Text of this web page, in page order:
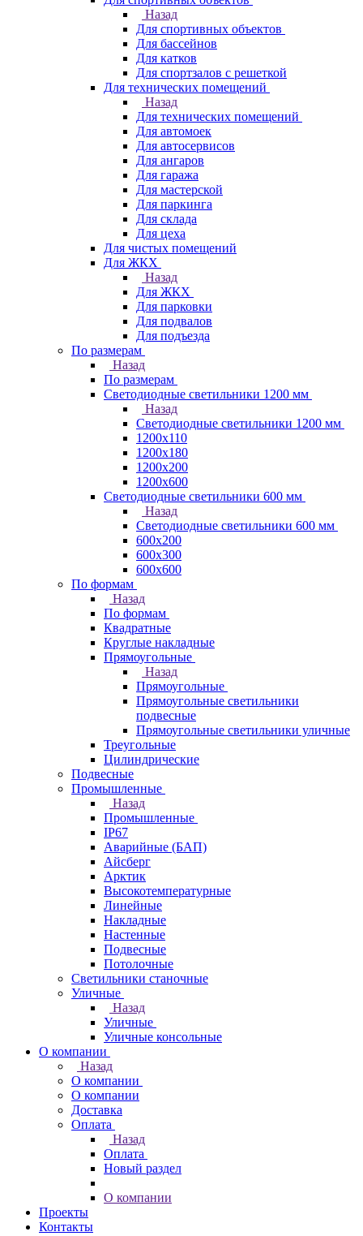
Назад
Для спортивных объектов
Для бассейнов
Для катков
Для спортзалов с решеткой
Для технических помещений
Назад
Для технических помещений
Для автомоек
Для автосервисов
Для ангаров
Для гаража
Для мастерской
Для паркинга
Для склада
Для цеха
Для чистых помещений
Для ЖКХ
Назад
Для ЖКХ
Для парковки
Для подвалов
Для подъезда
По размерам
Назад
По размерам
Светодиодные светильники 1200 мм
Назад
Светодиодные светильники 1200 мм
1200х110
1200х180
1200х200
1200х600
Светодиодные светильники 600 мм
Назад
Светодиодные светильники 600 мм
600х200
600х300
600х600
По формам
Назад
По формам
Квадратные
Круглые накладные
Прямоугольные
Назад
Прямоугольные
Прямоугольные светильники
подвесные
Прямоугольные светильники уличные
Треугольные
Цилиндрические
Подвесные
Промышленные
Назад
Промышленные
IP67
Аварийные (БАП)
Айсберг
Арктик
Высокотемпературные
Линейные
Накладные
Настенные
Подвесные
Потолочные
Светильники станочные
Уличные
Назад
Уличные
Уличные консольные
О компании
Назад
О компании
О компании
Доставка
Оплата
Назад
Оплата
Новый раздел
О компании
Проекты
Контакты